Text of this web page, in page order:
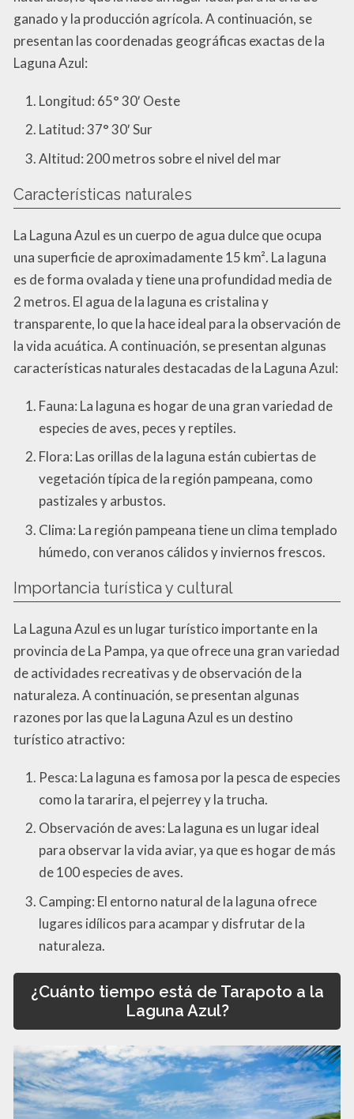
ganado y la producción agrícola. A continuación, se
presentan las coordenadas geográficas exactas de la
Laguna Azul:
Longitud: 65° 30′ Oeste
Latitud: 37° 30′ Sur
Altitud: 200 metros sobre el nivel del mar
Características naturales
La Laguna Azul es un cuerpo de agua dulce que ocupa
una superficie de aproximadamente 15 km². La laguna
es de forma ovalada y tiene una profundidad media de
2 metros. El agua de la laguna es cristalina y
transparente, lo que la hace ideal para la observación de
la vida acuática. A continuación, se presentan algunas
características naturales destacadas de la Laguna Azul:
Fauna: La laguna es hogar de una gran variedad de
especies de aves, peces y reptiles.
Flora: Las orillas de la laguna están cubiertas de
vegetación típica de la región pampeana, como
pastizales y arbustos.
Clima: La región pampeana tiene un clima templado
húmedo, con veranos cálidos y inviernos frescos.
Importancia turística y cultural
La Laguna Azul es un lugar turístico importante en la
provincia de La Pampa, ya que ofrece una gran variedad
de actividades recreativas y de observación de la
naturaleza. A continuación, se presentan algunas
razones por las que la Laguna Azul es un destino
turístico atractivo:
Pesca: La laguna es famosa por la pesca de especies
como la tararira, el pejerrey y la trucha.
Observación de aves: La laguna es un lugar ideal
para observar la vida aviar, ya que es hogar de más
de 100 especies de aves.
Camping: El entorno natural de la laguna ofrece
lugares idílicos para acampar y disfrutar de la
naturaleza.
¿Cuánto tiempo está de Tarapoto a la
Laguna Azul?